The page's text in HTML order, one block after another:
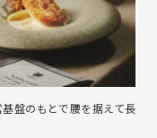
盤のもとで腰を据えて長